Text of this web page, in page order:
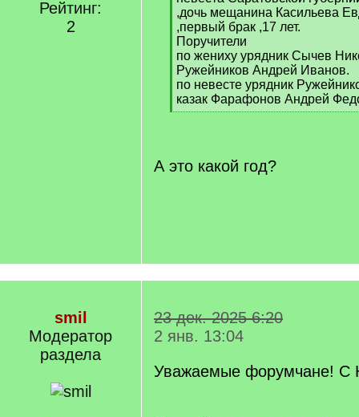
Рейтинг:
2
,дочь мещанина Касильева
,первый брак ,17 лет.
Поручители
по жениху урядник Сычев
Ружейников Андрей Иванов.
по невесте урядник
казак Фарафонов Андрей
[
А это какой год?
smil
Модератор
раздела
23 дек. 2025 6:20
2 янв. 13:04
Уважаемые форумчане! С